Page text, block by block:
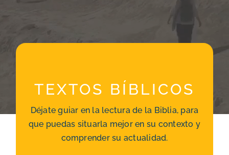
TEXTOS BÍBLICOS
Déjate guiar en la lectura de la Biblia, para
que puedas situarla mejor en su contexto y
comprender su actualidad.
Explorar la Biblia
Nuevo Testamento
Rezar con la Biblia
Podcasts